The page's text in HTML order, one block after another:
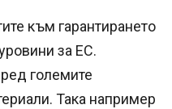
към гарантирането
за ЕС.
големите
Така например